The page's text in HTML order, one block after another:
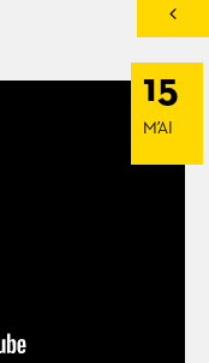
15
ΜΆΙ